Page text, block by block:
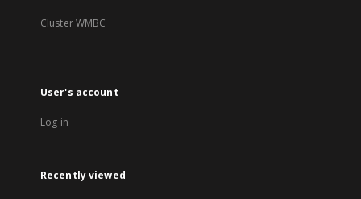
Cluster WMBC
User's account
Log in
Recently viewed